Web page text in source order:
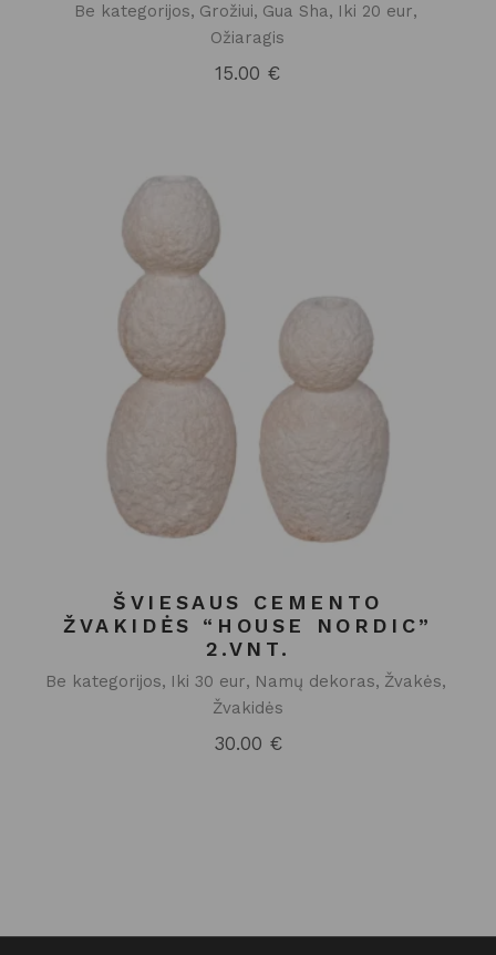
Be kategorijos Grožiui Gua Sha
Iki 20 eur
Ožiaragis
15.00 €
ŠVIESAUS CEMENTO
ŽVAKIDĖS “HOUSE NORDIC”
2.VNT.
Be kategorijos Iki 30 eur Namų dekoras Žvakės
Žvakidės
30.00 €